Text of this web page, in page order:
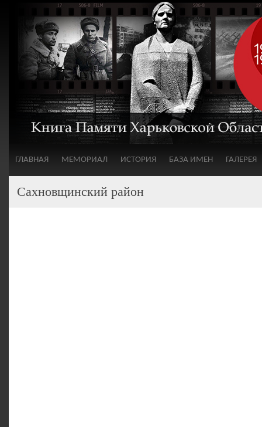
ГЛАВНАЯ МЕМОРИАЛ ИСТОРИЯ БАЗА ИМЕН ГАЛЕРЕЯ
Сахновщинский район